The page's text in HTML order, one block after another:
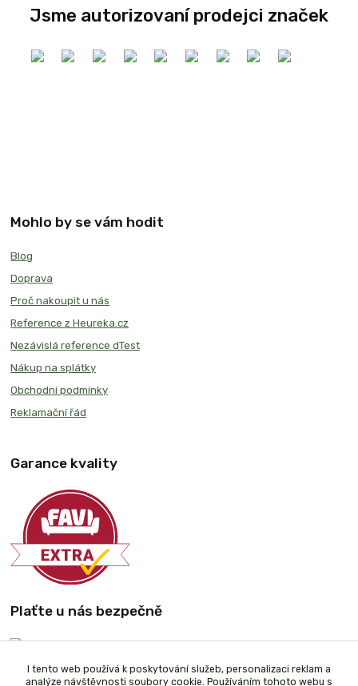
Jsme autorizovaní prodejci značek
Mohlo by se vám hodit
Blog
Doprava
Proč nakoupit u nás
Reference z Heureka.cz
Nezávislá reference dTest
Nákup na splátky
Obchodní podmínky
Reklamační řád
Garance kvality
Plaťte u nás bezpečně
I tento web používá k poskytování služeb, personalizaci reklam a
analýze návštěvnosti soubory cookie. Používáním tohoto webu s